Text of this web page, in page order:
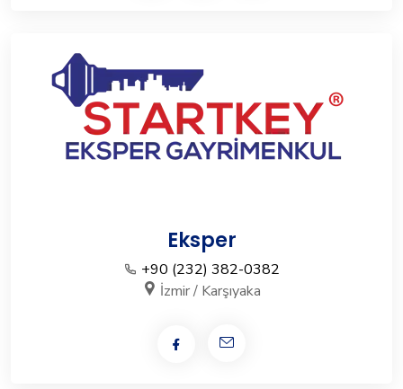
Eksper
+90 (232) 382-0382
İzmir / Karşıyaka